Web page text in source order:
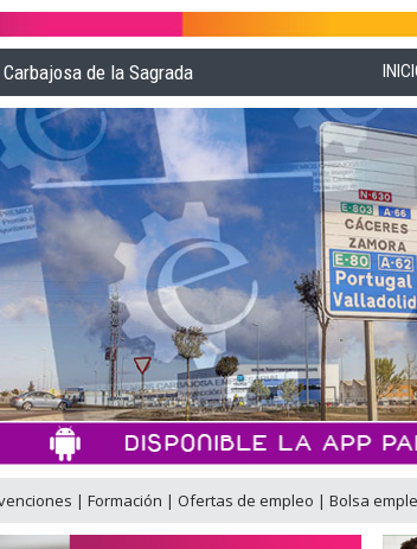
de la Sagrada
| Formación | Ofertas de empleo | Bolsa